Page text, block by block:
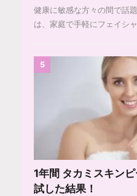
健康に敏感な方々の間で話
は、家庭で手軽にフェイシ
5
1年間 タカミスキン
試した結果！